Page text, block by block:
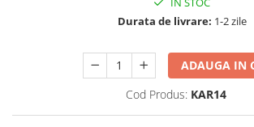
Colier / Pandantiv
Durata de livrare: 1-2 zile
ADAUGA IN
Cod Produs: KAR14